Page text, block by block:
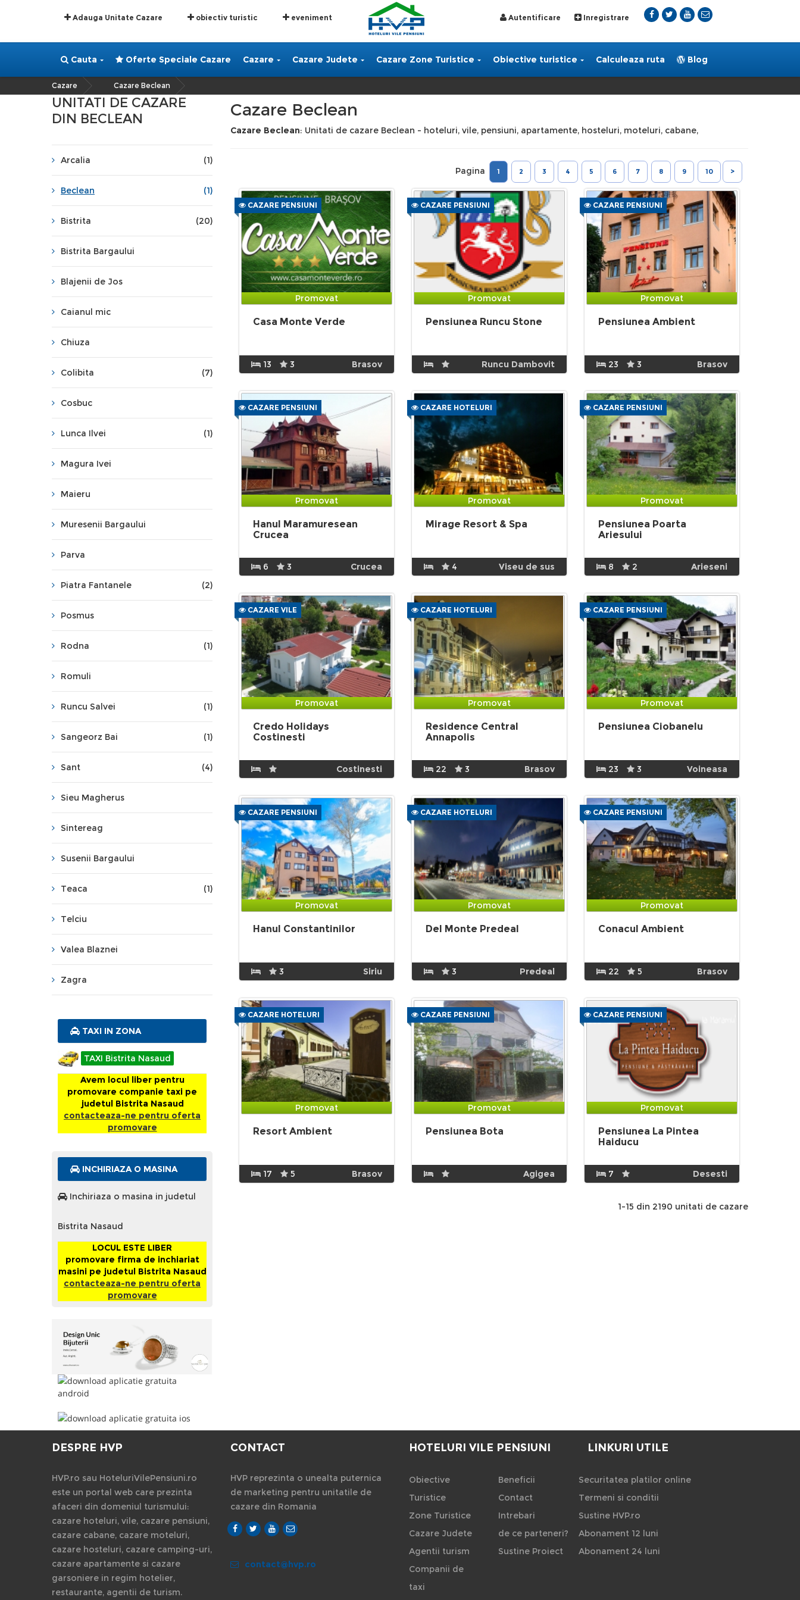
Adauga Unitate Cazare obiectiv turistic eveniment Autentificare Inregistrare
Cauta Oferte Speciale Cazare Cazare Cazare Judete Cazare Zone Turistice Obiective turistice Calculeaza ruta Blog
Cazare Cazare Beclean
UNITATI DE CAZARE
DIN BECLEAN
Arcalia (1)
Beclean (1)
Bistrita (20)
Bistrita Bargaului
Blajenii de Jos
Caianul mic
Chiuza
Colibita (7)
Cosbuc
Lunca Ilvei (1)
Magura Ivei
Maieru
Muresenii Bargaului
Parva
Piatra Fantanele (2)
Posmus
Rodna (1)
Romuli
Runcu Salvei (1)
Sangeorz Bai (1)
Sant (4)
Sieu Magherus
Sintereag
Susenii Bargaului
Teaca (1)
Telciu
Valea Blaznei
Zagra
TAXI IN ZONA
TAXI Bistrita Nasaud
Avem locul liber pentru
promovare companie taxi pe
judetul Bistrita Nasaud
contacteaza-ne pentru oferta
promovare
INCHIRIAZA O MASINA
Inchiriaza o masina in judetul
Bistrita Nasaud
LOCUL ESTE LIBER
promovare firma de inchiariat
masini pe judetul Bistrita Nasaud
contacteaza-ne pentru oferta
promovare
Cazare Beclean
Cazare Beclean: Unitati de cazare Beclean - hoteluri, vile, pensiuni, apartamente, hosteluri, moteluri, cabane,
Pagina 1 2 3 4 5 6 7 8 9 10 >
CAZARE PENSIUNI
Promovat
Casa Monte Verde
13 3 Brasov
CAZARE PENSIUNI
Promovat
Pensiunea Runcu Stone
Runcu Dambovit
CAZARE PENSIUNI
Promovat
Pensiunea Ambient
23 3 Brasov
CAZARE PENSIUNI
Promovat
Hanul Maramuresean
Crucea
6 3 Crucea
CAZARE HOTELURI
Promovat
Mirage Resort & Spa
4 Viseu de sus
CAZARE PENSIUNI
Promovat
Pensiunea Poarta
Ariesului
8 2 Arieseni
CAZARE VILE
Promovat
Credo Holidays
Costinesti
Costinesti
CAZARE HOTELURI
Promovat
Residence Central
Annapolis
22 3 Brasov
CAZARE PENSIUNI
Promovat
Pensiunea Ciobanelu
23 3 Voineasa
CAZARE PENSIUNI
Promovat
Hanul Constantinilor
3 Siriu
CAZARE HOTELURI
Promovat
Del Monte Predeal
3 Predeal
CAZARE PENSIUNI
Promovat
Conacul Ambient
22 5 Brasov
CAZARE HOTELURI
Promovat
Resort Ambient
17 5 Brasov
CAZARE PENSIUNI
Promovat
Pensiunea Bota
Agigea
CAZARE PENSIUNI
Promovat
Pensiunea La Pintea
Haiducu
7 Desesti
1-15 din 2190 unitati de cazare
DESPRE HVP
HVP.ro sau HoteluriVilePensiuni.ro
este un portal web care prezinta
afaceri din domeniul turismului:
cazare hoteluri, vile, cazare pensiuni,
cazare cabane, cazare moteluri,
cazare hosteluri, cazare camping-uri,
cazare apartamente si cazare
garsoniere in regim hotelier,
restaurante, agentii de turism.
CONTACT
HVP reprezinta o unealta puternica
de marketing pentru unitatile de
cazare din Romania
contact@hvp.ro
HOTELURI VILE PENSIUNI
Obiective
Turistice
Zone Turistice
Cazare Judete
Agentii turism
Companii de
taxi
Beneficii
Contact
Intrebari
de ce parteneri?
Sustine Proiect
LINKURI UTILE
Securitatea platilor online
Termeni si conditii
Sustine HVP.ro
Abonament 12 luni
Abonament 24 luni